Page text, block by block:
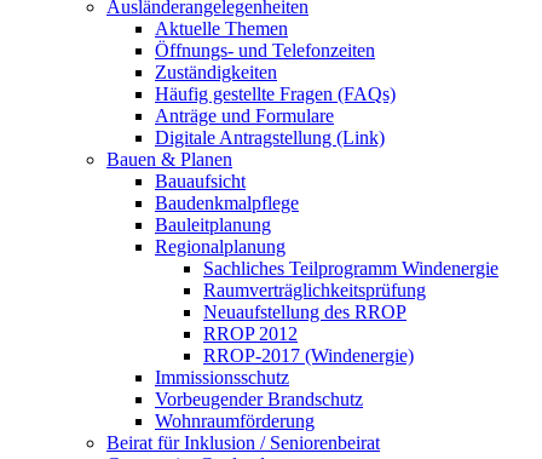
Ausländerangelegenheiten
Aktuelle Themen
Öffnungs- und Telefonzeiten
Zuständigkeiten
Häufig gestellte Fragen (FAQs)
Anträge und Formulare
Digitale Antragstellung (Link)
Bauen & Planen
Bauaufsicht
Baudenkmalpflege
Bauleitplanung
Regionalplanung
Sachliches Teilprogramm Windenergie
Raumverträglichkeitsprüfung
Neuaufstellung des RROP
RROP 2012
RROP-2017 (Windenergie)
Immissionsschutz
Vorbeugender Brandschutz
Wohnraumförderung
Beirat für Inklusion / Seniorenbeirat